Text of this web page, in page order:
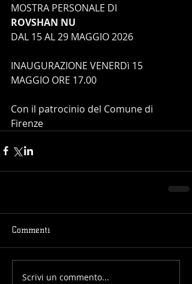
MOSTRA PERSONALE DI
ROVSHAN NU
DAL 15 AL 29 MAGGIO 2026
INAUGURAZIONE VENERDì 15
MAGGIO ORE 17.00
Con il patrocinio del Comune di
Firenze
Commenti
Scrivi un commento...